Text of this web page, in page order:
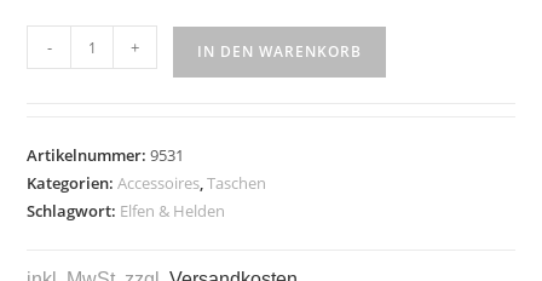
- + IN DEN WARENKORB
Artikelnummer:9531
Kategorien:Accessoires,Taschen
Schlagwort: Elfen & Helden